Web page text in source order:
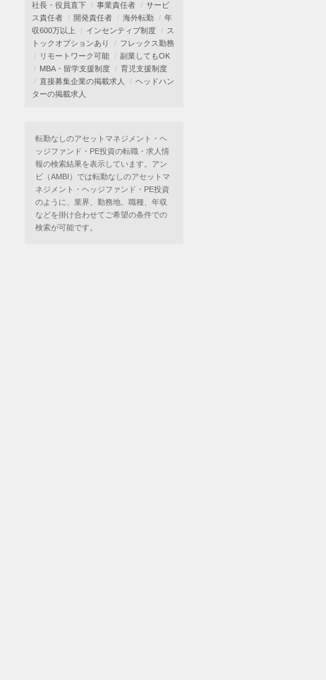
社長・役員直下
事業責任者
サービ
ス責任者
開発責任者 海外転勤
年
収600万以上
インセンティブ制度
ス
トックオプションあり
フレックス勤務
リモートワーク可能
副業してもOK
MBA・留学支援制度
育児支援制度
直接募集企業の掲載求人
ヘッドハン
ターの掲載求人
転勤なしのアセットマネジメント・ヘ
ッジファンド・PE投資の転職・求人情
報の検索結果を表示しています。アン
ビ（AMBI）では転勤なしのアセットマ
ネジメント・ヘッジファンド・PE投資
のように、業界、勤務地、職種、年収
などを掛け合わせてご希望の条件での
検索が可能です。